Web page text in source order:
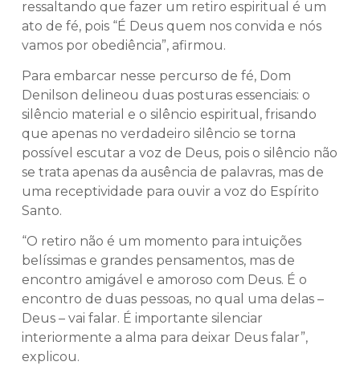
ressaltando que fazer um retiro espiritual é um
ato de fé, pois “É Deus quem nos convida e nós
vamos por obediência”, afirmou.
Para embarcar nesse percurso de fé, Dom
Denilson delineou duas posturas essenciais: o
silêncio material e o silêncio espiritual, frisando
que apenas no verdadeiro silêncio se torna
possível escutar a voz de Deus, pois o silêncio não
se trata apenas da ausência de palavras, mas de
uma receptividade para ouvir a voz do Espírito
Santo.
“O retiro não é um momento para intuições
belíssimas e grandes pensamentos, mas de
encontro amigável e amoroso com Deus. É o
encontro de duas pessoas, no qual uma delas –
Deus – vai falar. É importante silenciar
interiormente a alma para deixar Deus falar”,
explicou.